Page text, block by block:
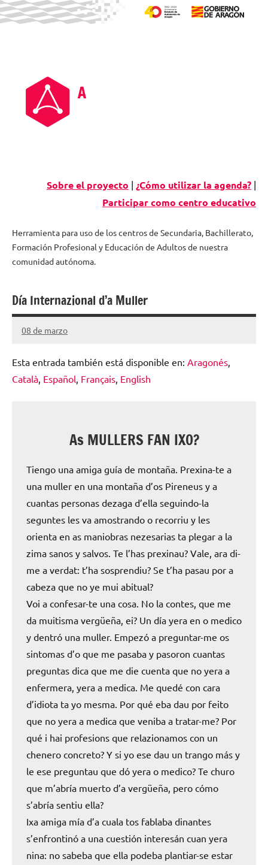
Sobre el proyecto | ¿Cómo utilizar la agenda? |
Participar como centro educativo
Agenda
digital
de
Herramienta para uso de los centros de Secundaria, Bachillerato,
Formación Profesional y Educación de Adultos de nuestra
comunidad autónoma.
Día Internazional d’a Muller
08 de marzo
Santiago
Subirá
Esta entrada también está disponible en: Aragonés
Català Español Français English
As MULLERS FAN IXO?
Tiengo una amiga guía de montaña. Prexina-te a
una muller en una montaña d’os Pireneus y a
cuantas personas dezaga d’ella seguindo-la
seguntes les va amostrando o recorriu y les
orienta en as maniobras nezesarias ta plegar a la
zima sanos y salvos. Te l’has prexinau? Vale, ara di-
me a verdat: t’ha sosprendiu? Se t’ha pasau por a
cabeza que no ye mui abitual?
Voi a confesar-te una cosa. No la contes, que me
da muitisma vergüeña, ei? Un día yera en o medico
y dentró una muller. Empezó a preguntar-me os
sintomas d’o que me pasaba y pasoron cuantas
preguntas dica que me die cuenta que no yera a
enfermera, yera a medica. Me quedé con cara
d’idiota ta yo mesma. Por qué eba dau por feito
que no yera a medica que veniba a tratar-me? Por
qué i hai profesions que relazionamos con un
chenero concreto? Y si yo ese dau un trango más y
le ese preguntau que dó yera o medico? Te churo
que m’abría muerto d’a vergüeña, pero cómo
s’abría sentiu ella?
Ixa amiga mía d’a cuala tos fablaba dinantes
s’enfrontinó a una cuestión interesán cuan yera
nina: no sabeba que ella podeba plantiar-se estar